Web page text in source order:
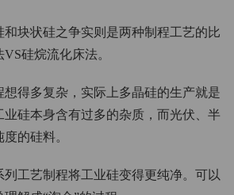
和块状硅之争实则是两种制程工艺的比
硅烷流化床法。
想得多复杂，实际上多晶硅的生产就是
业硅本身含有过多的杂质，而光伏、半
的硅料。
列工艺制程将工业硅变得更纯净。可以